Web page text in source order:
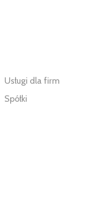
Usługi dla firm
Spółki